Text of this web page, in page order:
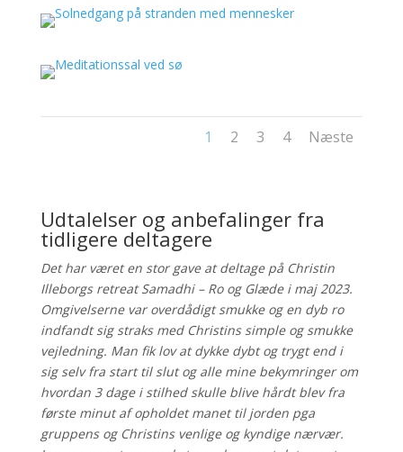
1 2 3 4 Næste
Udtalelser og anbefalinger fra
tidligere deltagere
Det har været en stor gave at deltage på Christin
Illeborgs retreat Samadhi – Ro og Glæde i maj 2023.
Omgivelserne var overdådigt smukke og en dyb ro
indfandt sig straks med Christins simple og smukke
vejledning. Man fik lov at dykke dybt og trygt end i
sig selv fra start til slut og alle mine bekymringer om
hvordan 3 dage i stilhed skulle blive hårdt blev fra
første minut af opholdet manet til jorden pga
gruppens og Christins venlige og kyndige nærvær.